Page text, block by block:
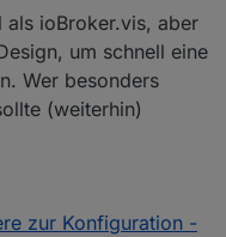
ioBroker.vis, aber
um schnell eine
Wer besonders
(weiterhin)
zur Konfiguration -